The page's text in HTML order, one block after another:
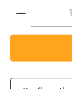
Produkt